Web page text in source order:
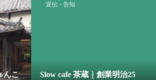
宣伝・告知
よい整骨院｜保険診療や
たこやき屋